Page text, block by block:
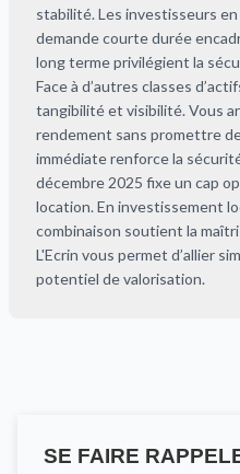
stabilité. Les investisseurs
demande courte durée
long terme privilégient la
Face à d’autres classes
tangibilité et visibilité. Vous
rendement sans promettre
immédiate renforce la
décembre 2025 fixe un cap
location. En investissement
combinaison soutient la
L'Ecrin vous permet d’allier
potentiel de valorisation.
SE FAIRE